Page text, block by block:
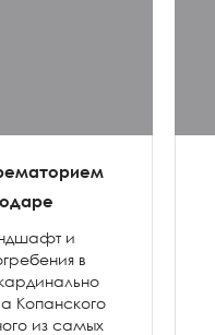
и
в
Копанского
из самых